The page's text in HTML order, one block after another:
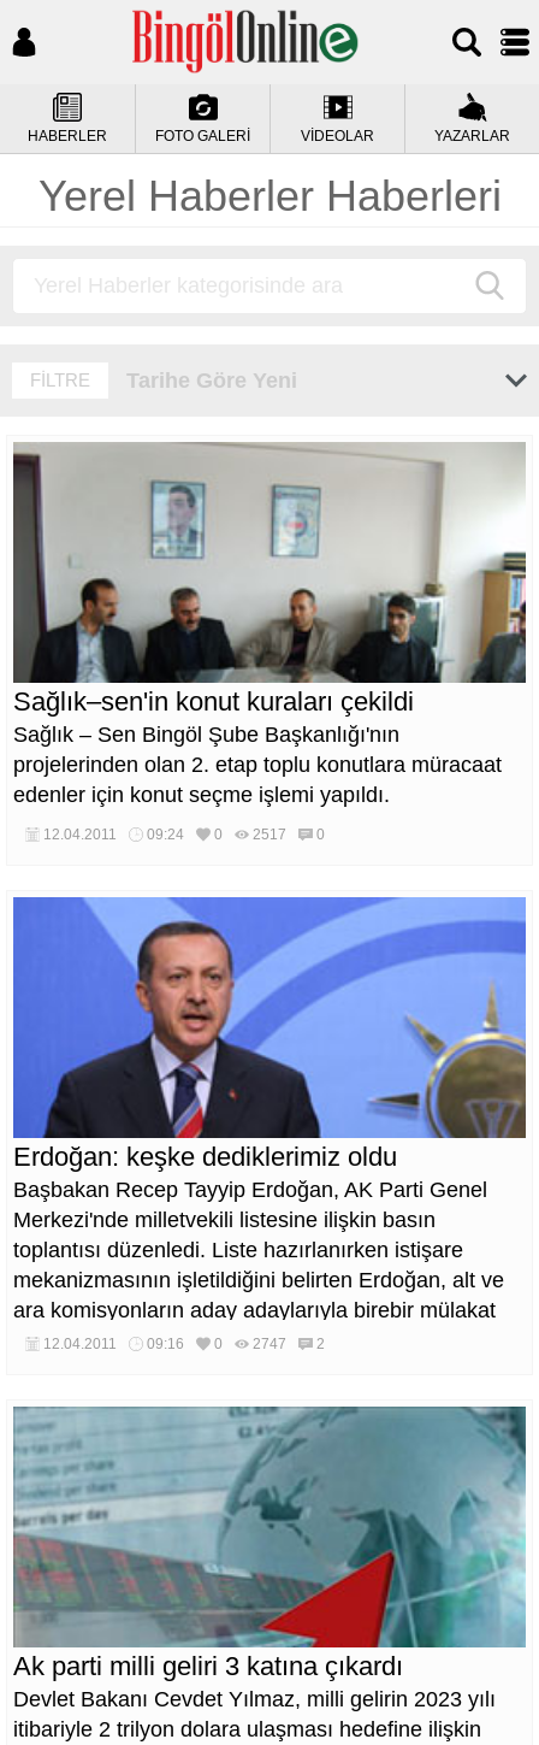
HABERLER FOTO GALERİ VİDEOLAR YAZARLAR
Yerel Haberler Haberleri
FİLTRE Tarihe Göre Yeni
Sağlık–sen'in konut kuraları çekildi
Sağlık – Sen Bingöl Şube Başkanlığı'nın
projelerinden olan 2. etap toplu konutlara müracaat
edenler için konut seçme işlemi yapıldı.
12.04.2011 09:24 0 2517 0
Erdoğan: keşke dediklerimiz oldu
Başbakan Recep Tayyip Erdoğan, AK Parti Genel
Merkezi'nde milletvekili listesine ilişkin basın
toplantısı düzenledi. Liste hazırlanırken istişare
mekanizmasının işletildiğini belirten Erdoğan, alt ve
ara komisyonların aday adaylarıyla birebir mülakat
yaptığını aktardı. Erdoğan, oluşan listenin son derece
hakkaniyet ve liyakat ölçüsü ile belirlendiğini söyledi.
12.04.2011 09:16 0 2747 2
Ak parti milli geliri 3 katına çıkardı
Devlet Bakanı Cevdet Yılmaz, milli gelirin 2023 yılı
itibariyle 2 trilyon dolara ulaşması hedefine ilişkin